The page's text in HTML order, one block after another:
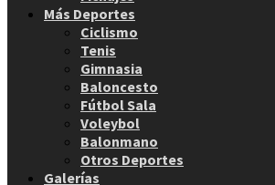
Más Deportes
Ciclismo
Tenis
Gimnasia
Baloncesto
Fútbol Sala
Voleybol
Balonmano
Otros Deportes
Galerías